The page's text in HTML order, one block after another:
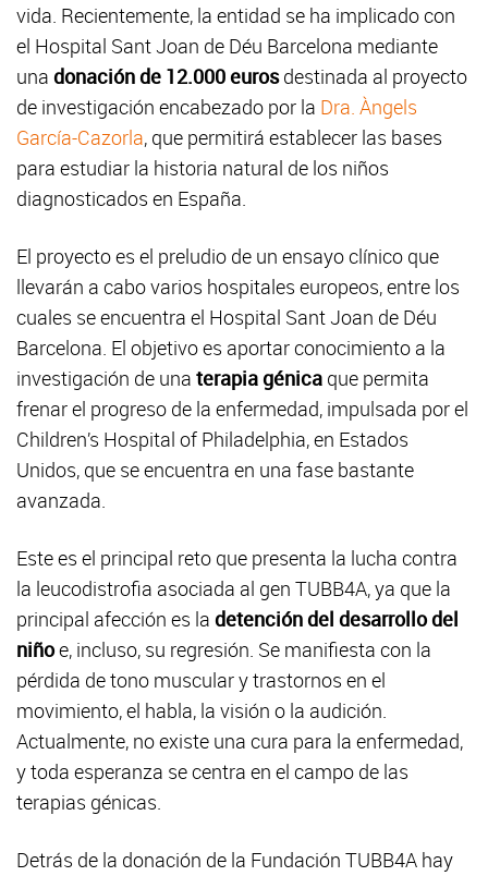
vida. Recientemente, la entidad se ha implicado con
el Hospital Sant Joan de Déu Barcelona mediante
una donación de 12.000 eurosdestinada al proyecto
de investigación encabezado por la Dra. Àngels
García-Cazorla, que permitirá establecer las bases
para estudiar la historia natural de los niños
diagnosticados en España.
El proyecto es el preludio de un ensayo clínico que
llevarán a cabo varios hospitales europeos, entre los
cuales se encuentra el Hospital Sant Joan de Déu
Barcelona. El objetivo es aportar conocimiento a la
investigación de una terapia génica que permita
frenar el progreso de la enfermedad, impulsada por el
Children’s Hospital of Philadelphia, en Estados
Unidos, que se encuentra en una fase bastante
avanzada.
Este es el principal reto que presenta la lucha contra
la leucodistrofia asociada al gen TUBB4A, ya que la
principal afección es la detención del desarrollo del
niñoe, incluso, su regresión. Se manifiesta con la
pérdida de tono muscular y trastornos en el
movimiento, el habla, la visión o la audición.
Actualmente, no existe una cura para la enfermedad,
y toda esperanza se centra en el campo de las
terapias génicas.
Detrás de la donación de la Fundación TUBB4A hay